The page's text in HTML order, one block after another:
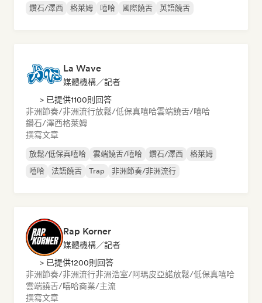
鑽石/澤西
格萊姆 嘻哈 國際饒舌 英語饒舌
La Wave
媒體機構／記者
> 已提供1100則回答
非洲節奏/非洲流行放鬆/低保真嘻哈雲端饒舌/嘻哈
鑽石/澤西格萊姆
撰寫文章
放鬆/低保真嘻哈 雲端饒舌/嘻哈 鑽石/澤西
格萊姆
嘻哈
法語饒舌 Trap 非洲節奏/非洲流行
Rap Korner
媒體機構／記者
> 已提供1200則回答
非洲節奏/非洲流行非洲浩室/阿瑪皮亞諾放鬆/低保真嘻哈
雲端饒舌/嘻哈商業/主流
撰寫文章